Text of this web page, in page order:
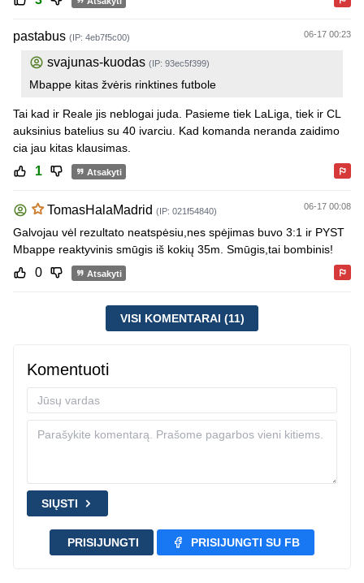
pastabus (IP: 4eb7f5c00) 06-17 00:23
svajunas-kuodas (IP: 93ec5f399)
Mbappe kitas žvėris rinktines futbole
Tai kad ir Reale jis neblogai juda. Pasieme tiek LaLiga, tiek ir CL
auksinius batelius su 40 ivarciu. Kad komanda neranda zaidimo
cia jau kitas klausimas.
1 Atsakyti
TomasHalaMadrid (IP: 021f54840) 06-17 00:08
Galvojau vėl rezultato neatspėsiu,nes spėjimas buvo 3:1 ir PYST
Mbappe reaktyvinis smūgis iš kokių 35m. Smūgis,tai bombinis!
0 Atsakyti
VISI KOMENTARAI (11)
Komentuoti
SIŲSTI
PRISIJUNGTI PRISIJUNGTI SU FB